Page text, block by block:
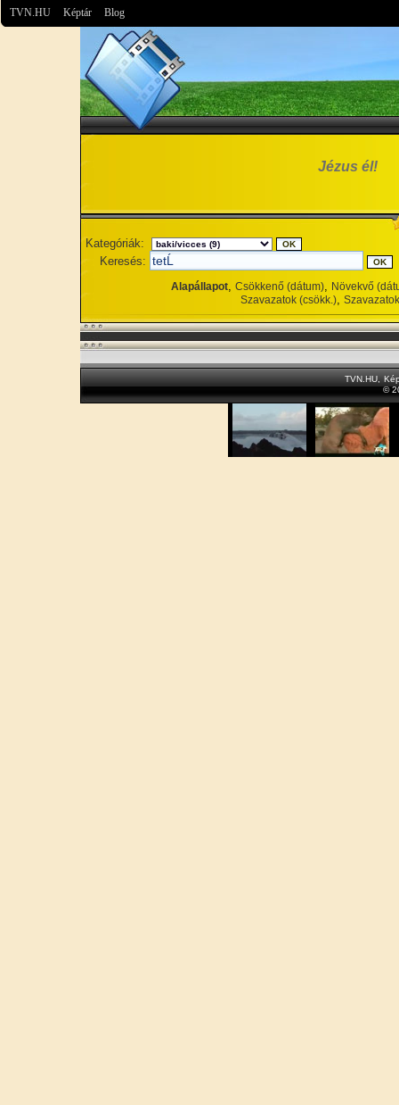
TVN.HU Képtár Blog
Jézus él!
Kategóriák:
Keresés:
Alapállapot, Csökkenő (dátum), Növekvő
Szavazatok (csökk.),
TVN.HU
©